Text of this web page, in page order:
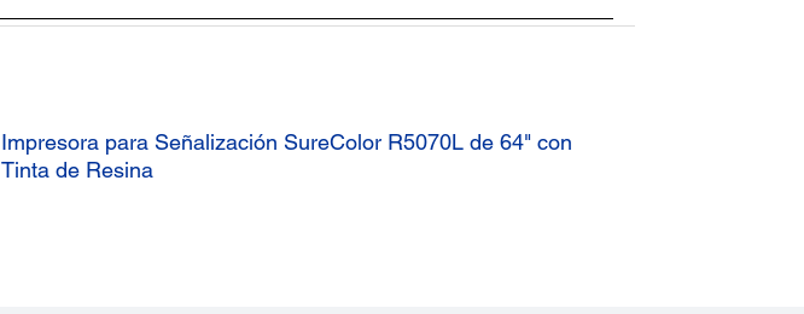
Impresora para Señalización SureColor R5070L de 64" con
Tinta de Resina